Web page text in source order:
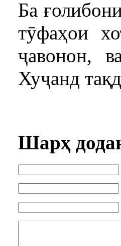
Ба
тӯфаҳои
ҷавонон,
Хуҷанд
Шарҳ